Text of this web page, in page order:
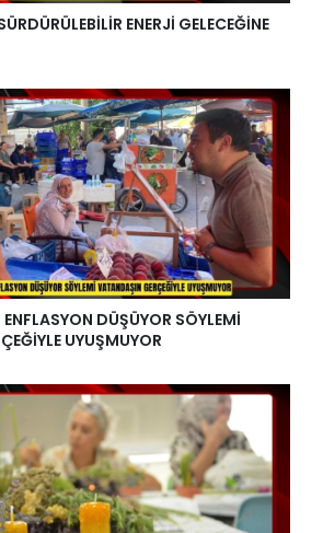
ENERJİ GELECEĞİNE
DÜŞÜYOR SÖYLEMİ
UYUŞMUYOR